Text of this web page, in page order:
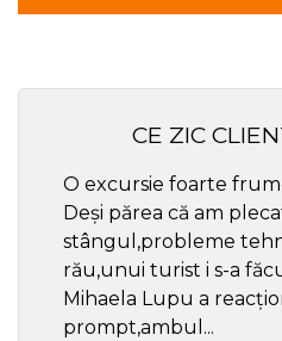
CE ZIC
O excursie foarte
Deși părea că am
stângul,probleme
rău,unui turist i s-a
Mihaela Lupu a
prompt,ambul...